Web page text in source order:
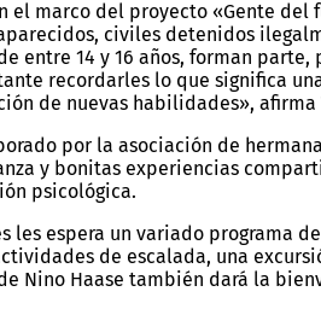
el marco del proyecto «Gente
civiles detenidos
entre 14 y 16 años, forman
recordarles lo que significa
de nuevas habilidades»,
por la asociación de
y bonitas experiencias
psicológica.
les espera un variado programa
de escalada, una
Nino Haase también dará la